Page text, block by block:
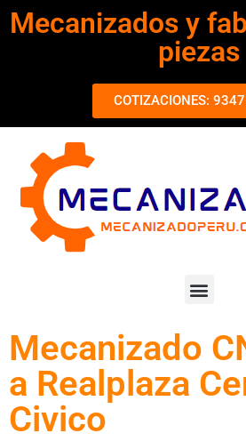
Mecanizados y
piezas
COTIZACIONES:
Mecanizado
a Realplaza
Civico